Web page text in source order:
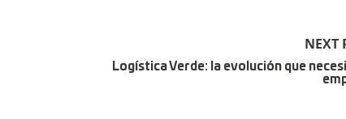
NEXT
Logística Verde: la evolución que